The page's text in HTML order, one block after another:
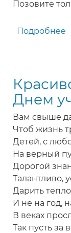
Позовите
Подробнее
с
Днем
Вам свыше
Чтоб жизнь
Детей, с
На верный
Дорогой
Талантливо,
Дарить
И не на год,
В веках
Так пусть за